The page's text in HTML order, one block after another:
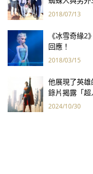
2018/07/13
《冰雪奇緣2
回應！
2018/03/15
他展現了英
錄片揭露「
2024/10/30